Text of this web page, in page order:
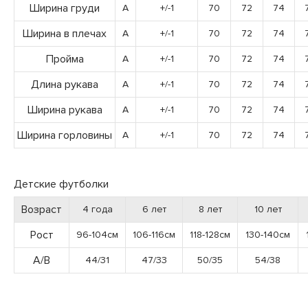
Ширина груди A +/-1 70 72 74
Ширина в плечах A +/-1 70 72 74
Пройма A +/-1 70 72 74
Длина рукава A +/-1 70 72 74
Ширина рукава A +/-1 70 72 74
Ширина горловины A +/-1 70 72 74
Детские футболки
Возраст
4 года 6 лет 8 лет 10 лет
Рост 96-104см 106-116см 118-128см 130-140см
А/В 44/31 47/33 50/35 54/38